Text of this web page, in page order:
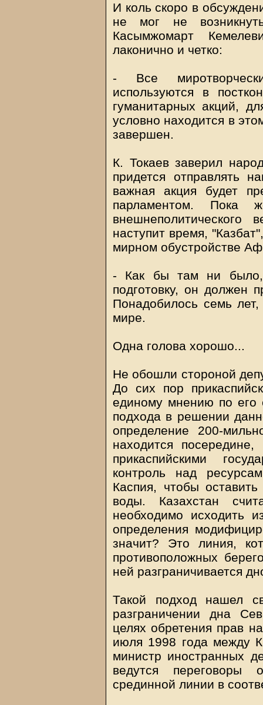
И коль скоро в
не мог не
Касымжомарт
лаконично и четко:
- Все
используются в
гуманитарных акций,
условно находится в
завершен.
К. Токаев заверил
придется отправлять
важная акция будет
парламентом. Пока
внешнеполитического
наступит время,
мирном обустройстве
- Как бы там ни было,
подготовку, он должен
Понадобилось семь
мире.
Одна голова хорошо...
Не обошли стороной
До сих пор
единому мнению по его
подхода в решении
определение 200-
находится
прикаспийскими
контроль над
Каспия, чтобы
воды. Казахстан
необходимо исходить
определения
значит? Это линия,
противоположных
ней разграничивается
Такой подход нашел
разграничении дна
целях обретения прав
июля 1998 года между
министр иностранных
ведутся переговоры
срединной линии в